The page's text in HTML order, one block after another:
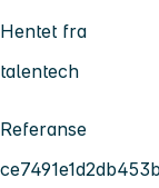
Hentet fra
talentech
Referanse